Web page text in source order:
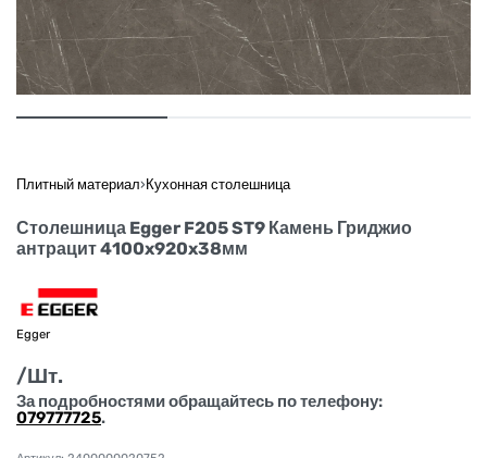
Плитный материал› Кухонная столешница
Столешница Egger F205 ST9 Камень Гриджио
антрацит 4100x920x38мм
Egger
/Шт.
За подробностями обращайтесь по телефону:
079777725.